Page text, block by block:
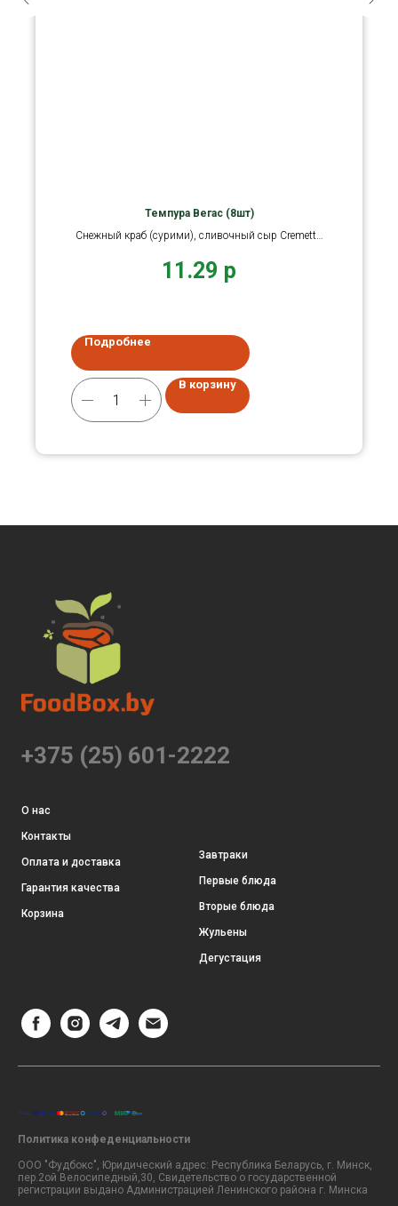
Темпура Вегас (8шт)
Снежный краб (сурими), сливочный сыр Cremette,
11.29 р
Подробнее
В корзину
+375 (25) 601-2222
О нас
Контакты
Оплата и доставка
Гарантия качества
Корзина
Завтраки
Первые блюда
Вторые блюда
Жульены
Дегустация
Политика конфеденциальности
ООО "Фудбокс", Юридический адрес: Республика Беларусь, г. Минск,
пер.2ой Велосипедный,30, Свидетельство о государственной
регистрации выдано Администрацией Ленинского района г. Минска